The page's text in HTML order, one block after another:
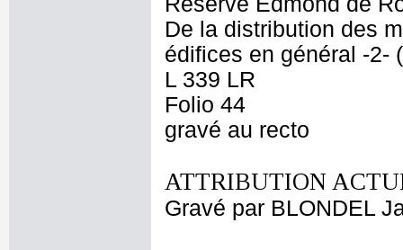
De la distribution des
édifices en général -2-
L 339 LR
Folio 44
gravé au recto
ATTRIBUTION
Gravé par BLONDEL